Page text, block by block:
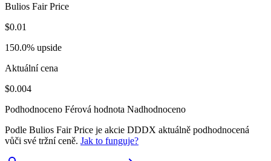
Bulios Fair Price
$0.01
150.0% upside
Aktuální cena
$0.004
Podhodnoceno Férová hodnota Nadhodnoceno
Podle Bulios Fair Price je akcie DDDX aktuálně podhodnocená
vůči své tržní ceně. Jak to funguje?